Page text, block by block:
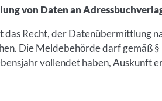
von Daten an
das Recht, der Datenübermittlung
Die Meldebehörde darf gemäß
vollendet haben, Auskunft